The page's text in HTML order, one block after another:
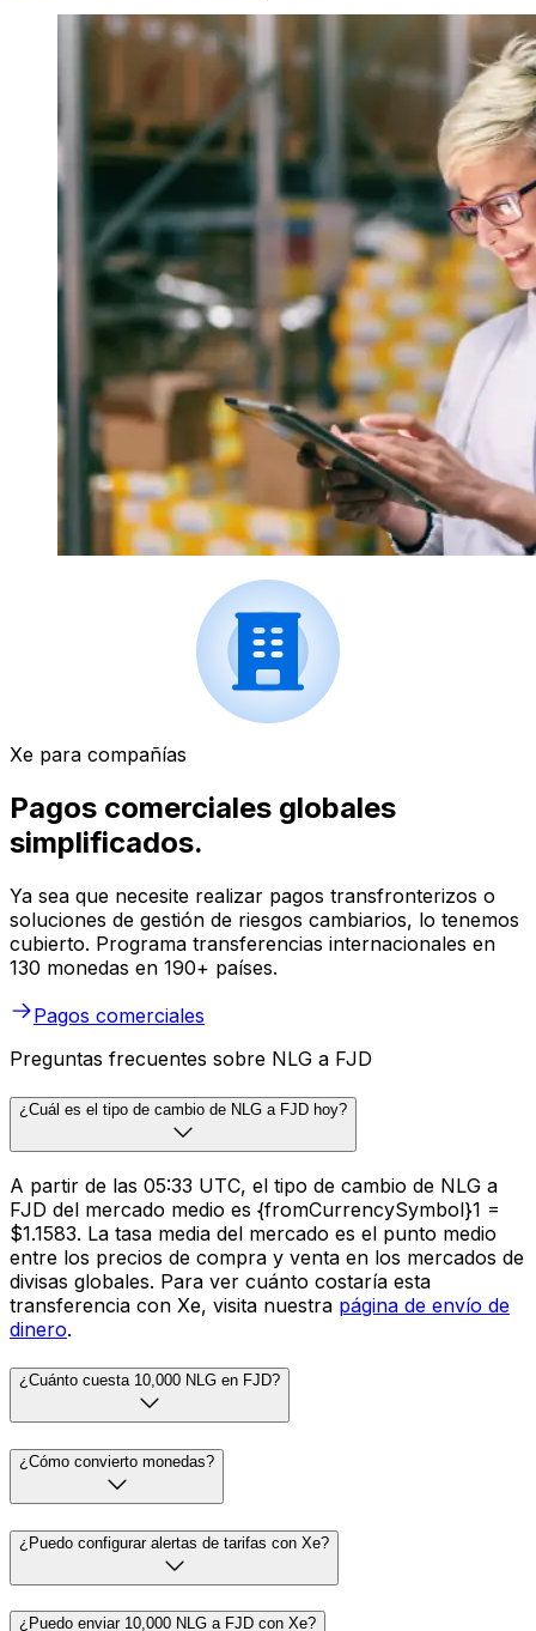
Xe para compañías
Pagos comerciales globales
simplificados.
Ya sea que necesite realizar pagos transfronterizos o
soluciones de gestión de riesgos cambiarios, lo tenemos
cubierto. Programa transferencias internacionales en
130 monedas en 190+ países.
Pagos comerciales
Preguntas frecuentes sobre NLG a FJD
¿Cuál es el tipo de cambio de NLG a FJD hoy?
A partir de las 05:33 UTC, el tipo de cambio de NLG a
FJD del mercado medio es {fromCurrencySymbol}1 =
$1.1583. La tasa media del mercado es el punto medio
entre los precios de compra y venta en los mercados de
divisas globales. Para ver cuánto costaría esta
transferencia con Xe, visita nuestra página de envío de
dinero.
¿Cuánto cuesta 10,000 NLG en FJD?
¿Cómo convierto monedas?
¿Puedo configurar alertas de tarifas con Xe?
¿Puedo enviar 10,000 NLG a FJD con Xe?